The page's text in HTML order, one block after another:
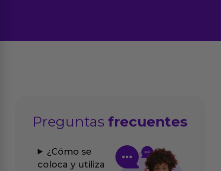
Preguntasfrecuentes
¿Cómo se
coloca y utiliza